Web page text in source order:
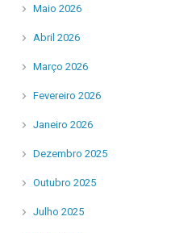
Maio 2026
Abril 2026
Março 2026
Fevereiro 2026
Janeiro 2026
Dezembro 2025
Outubro 2025
Julho 2025